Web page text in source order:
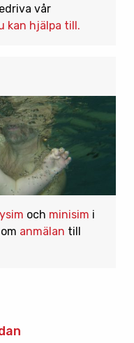
vår
kan hjälpa till.
och minisim i
anmälan till